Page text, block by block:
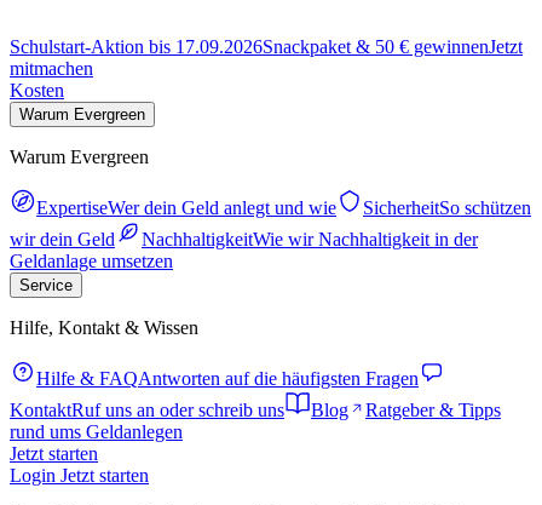
Schulstart-Aktion bis 17.09.2026Snackpaket & 50 € gewinnenJetzt
mitmachen
Kosten
Warum Evergreen
Warum Evergreen
ExpertiseWer dein Geld anlegt und wie SicherheitSo schützen
wir dein Geld
NachhaltigkeitWie wir Nachhaltigkeit in der
Geldanlage umsetzen
Service
Hilfe, Kontakt & Wissen
Hilfe & FAQAntworten auf die häufigsten Fragen
KontaktRuf uns an oder schreib uns Blog
Ratgeber & Tipps
rund ums Geldanlegen
Jetzt starten
Login Jetzt starten